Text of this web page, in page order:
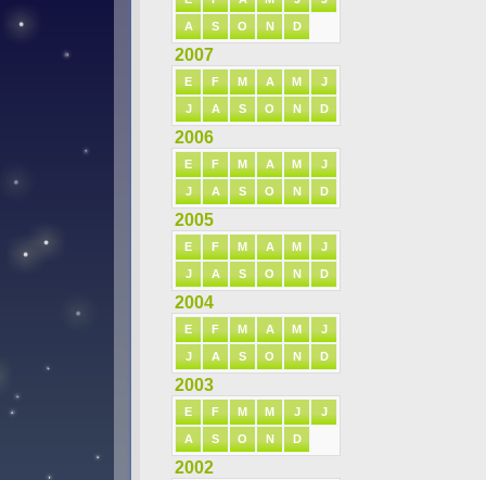
A S O N D
2007
E F M A M J
J A S O N D
2006
E F M A M J
J A S O N D
2005
E F M A M J
J A S O N D
2004
E F M A M J
J A S O N D
2003
E F M M J J
A S O N D
2002